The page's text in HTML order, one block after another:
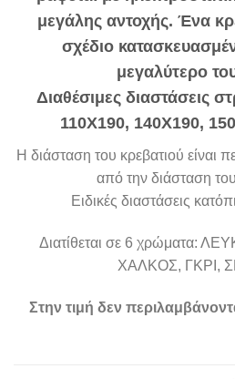
μεγάλης αντοχής. Ένα
σχέδιο
μεγαλύτερο
Διαθέσιμες διαστάσεις
110Χ190, 140Χ190,
Η διάσταση του κρεβατιού είναι
από την διάσταση
Ειδικές διαστάσεις
Διατίθεται σε 6 χρώματα:
ΧΑΛΚΟΣ, ΓΚΡΙ,
Στην τιμή δεν